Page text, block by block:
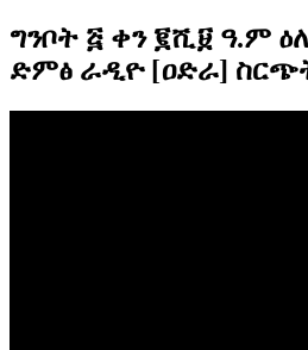
ግንቦት ፭ ቀን ፪ሺ፱ ዓ.ም
ድምፅ ራዲዮ [ዐድራ]